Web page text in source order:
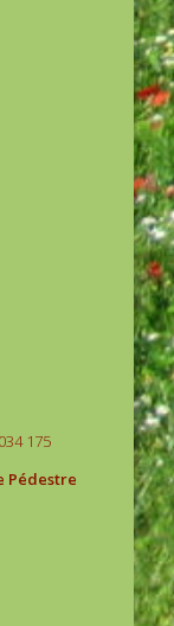
175
Pédestre